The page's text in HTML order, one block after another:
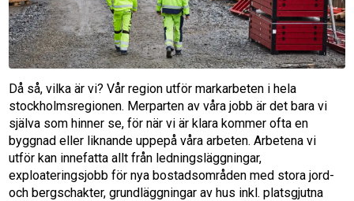
Då så, vilka är vi? Vår region utför markarbeten i hela
stockholmsregionen. Merparten av våra jobb är det bara vi
själva som hinner se, för när vi är klara kommer ofta en
byggnad eller liknande uppepå våra arbeten. Arbetena vi
utför kan innefatta allt från ledningsläggningar,
exploateringsjobb för nya bostadsområden med stora jord-
och bergschakter, grundläggningar av hus inkl. platsgjutna